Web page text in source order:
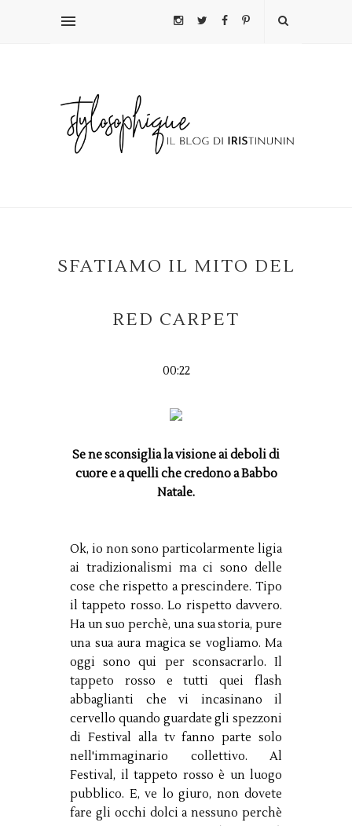
SFATIAMO IL MITO DEL
RED CARPET
00:22
Se ne sconsiglia la visione ai deboli di
cuore e a quelli che credono a Babbo
Natale.
Ok, io non sono particolarmente ligia
ai tradizionalismi ma ci sono delle
cose che rispetto a prescindere. Tipo
il tappeto rosso. Lo rispetto davvero.
Ha un suo perchè, una sua storia, pure
una sua aura magica se vogliamo. Ma
oggi sono qui per sconsacrarlo. Il
tappeto rosso e tutti quei flash
abbaglianti che vi incasinano il
cervello quando guardate gli spezzoni
di Festival alla tv fanno parte solo
nell'immaginario collettivo. Al
Festival, il tappeto rosso è un luogo
pubblico. E, ve lo giuro, non dovete
fare gli occhi dolci a nessuno perchè